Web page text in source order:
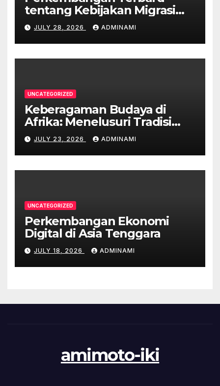
tentang Kebijakan Migrasi
Australia
JULY 28, 2026 ADMINAMI
UNCATEGORIZED
Keberagaman Budaya di
Afrika: Menelusuri Tradisi
yang Unik
JULY 23, 2026 ADMINAMI
UNCATEGORIZED
Perkembangan Ekonomi
Digital di Asia Tenggara
JULY 18, 2026 ADMINAMI
amimoto-iki